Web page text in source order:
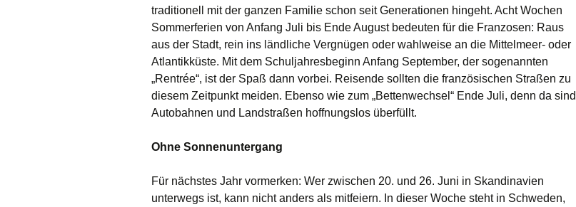
traditionell mit der ganzen Familie schon seit Generationen hingeht. Acht Wochen
Sommerferien von Anfang Juli bis Ende August bedeuten für die Franzosen: Raus
aus der Stadt, rein ins ländliche Vergnügen oder wahlweise an die Mittelmeer- oder
Atlantikküste. Mit dem Schuljahresbeginn Anfang September, der sogenannten
„Rentrée“, ist der Spaß dann vorbei. Reisende sollten die französischen Straßen zu
diesem Zeitpunkt meiden. Ebenso wie zum „Bettenwechsel“ Ende Juli, denn da sind
Autobahnen und Landstraßen hoffnungslos überfüllt.
Ohne Sonnenuntergang
Für nächstes Jahr vormerken: Wer zwischen 20. und 26. Juni in Skandinavien
unterwegs ist, kann nicht anders als mitfeiern. In dieser Woche steht in Schweden,